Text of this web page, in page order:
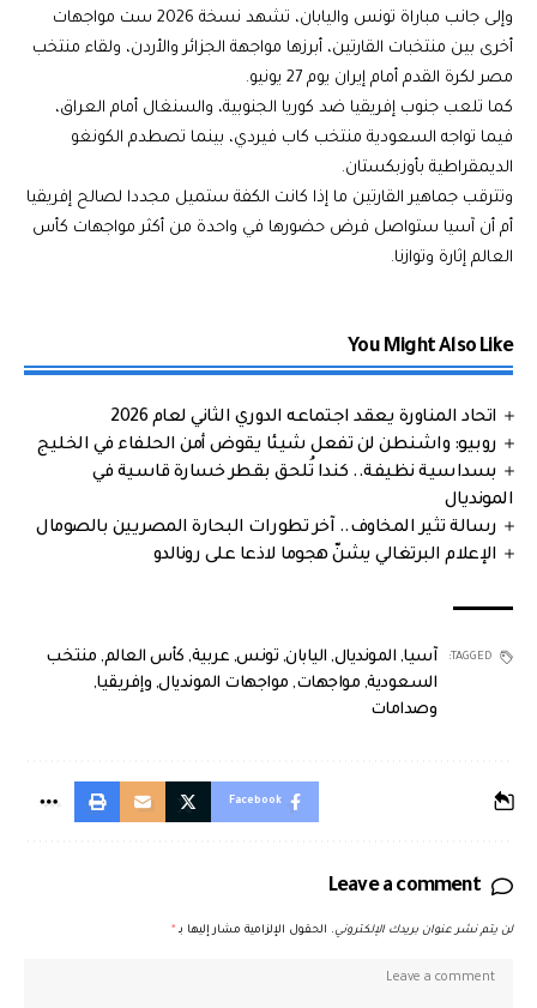
وإلى جانب مباراة تونس واليابان، تشهد نسخة 2026 ست مواجهات
أخرى بين منتخبات القارتين، أبرزها مواجهة الجزائر والأردن، ولقاء منتخب
مصر لكرة القدم أمام إيران يوم 27 يونيو.
كما تلعب جنوب إفريقيا ضد كوريا الجنوبية، والسنغال أمام العراق،
فيما تواجه السعودية منتخب كاب فيردي، بينما تصطدم الكونغو
الديمقراطية بأوزبكستان.
وتترقب جماهير القارتين ما إذا كانت الكفة ستميل مجددا لصالح إفريقيا
أم أن آسيا ستواصل فرض حضورها في واحدة من أكثر مواجهات كأس
العالم إثارة وتوازنا.
You Might Also Like
اتحاد المناورة يعقد اجتماعه الدوري الثاني لعام 2026
روبيو: واشنطن لن تفعل شيئا يقوض أمن الحلفاء في الخليج
بسداسية نظيفة.. كندا تُلحق بقطر خسارة قاسية في
المونديال
رسالة تثير المخاوف.. آخر تطورات البحارة المصريين بالصومال
الإعلام البرتغالي يشنّ هجوما لاذعا على رونالدو
TAGGED: آسيا, المونديال, اليابان, تونس, عربية, كأس العالم, منتخب
السعودية, مواجهات, مواجهات المونديال, وإفريقيا,
وصدامات
Facebook
Leave a comment
لن يتم نشر عنوان بريدك الإلكتروني. الحقول الإلزامية مشار إليها بـ *